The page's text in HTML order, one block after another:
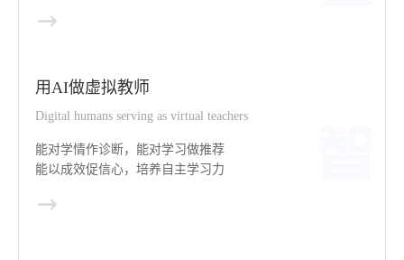
用AI做虚拟教师
Digital humans serving as virtual teachers
能对学情作诊断，能对学习做推荐
能以成效促信心，培养自主学习力